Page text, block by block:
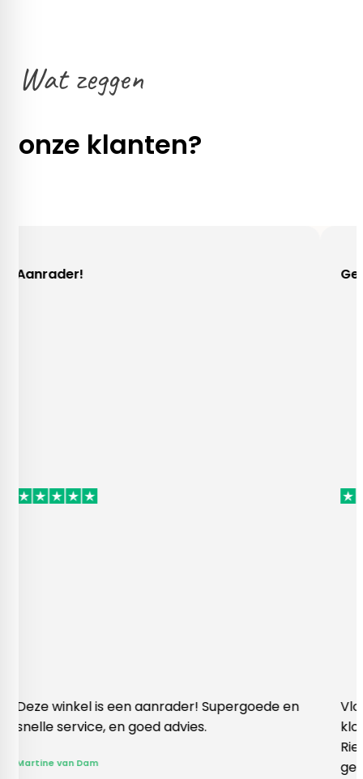
Wat zeggen
onze klanten?
is een aanrader! Supergoede en
en goed advies.
Gezellig
Vlotte ontvangst
klopte heel blij
Rieneke, ze
gegeven een